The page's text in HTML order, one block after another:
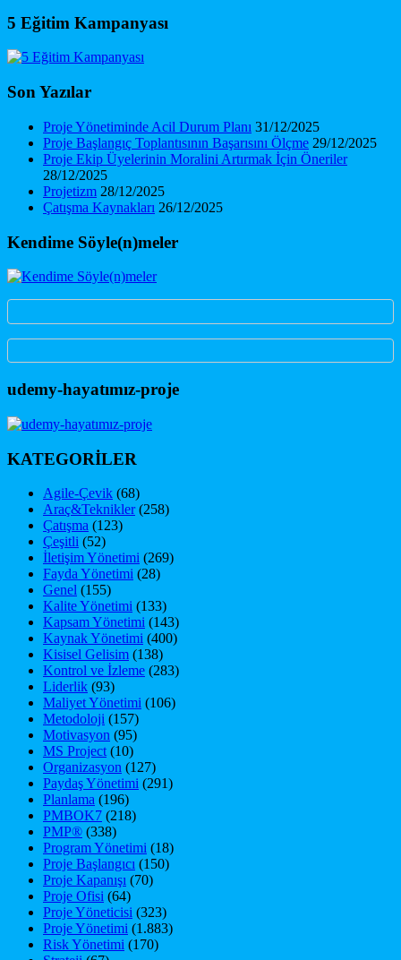
5 Eğitim Kampanyası
Son Yazılar
Proje Yönetiminde Acil Durum Planı 31/12/2025
Proje Başlangıç Toplantısının Başarısını Ölçme 29/12/2025
Proje Ekip Üyelerinin Moralini Artırmak İçin Öneriler
28/12/2025
Projetizm 28/12/2025
Çatışma Kaynakları 26/12/2025
Kendime Söyle(n)meler
udemy-hayatımız-proje
KATEGORİLER
Agile-Çevik (68)
Araç&Teknikler(258)
Çatışma (123)
Çeşitli (52)
İletişim Yönetimi (269)
Fayda Yönetimi (28)
Genel (155)
Kalite Yönetimi (133)
Kapsam Yönetimi (143)
Kaynak Yönetimi (400)
Kisisel Gelisim (138)
Kontrol ve İzleme (283)
Liderlik (93)
Maliyet Yönetimi (106)
Metodoloji (157)
Motivasyon (95)
MS Project (10)
Organizasyon (127)
Paydaş Yönetimi (291)
Planlama (196)
PMBOK7 (218)
PMP® (338)
Program Yönetimi (18)
Proje Başlangıcı (150)
Proje Kapanışı (70)
Proje Ofisi (64)
Proje Yöneticisi (323)
Proje Yönetimi (1.883)
Risk Yönetimi (170)